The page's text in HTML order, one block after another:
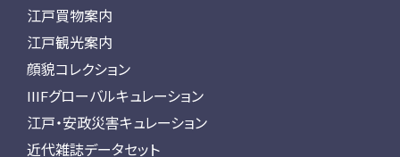
江戸買物案内
江戸観光案内
顔貌コレクション
IIIFグローバルキュレーション
江戸・安政災害キュレーション
近代雑誌データセット